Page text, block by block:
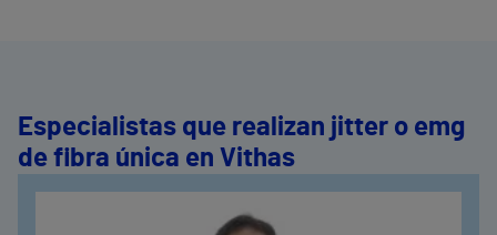
Especialistas que realizan jitter o emg
de fibra única en Vithas